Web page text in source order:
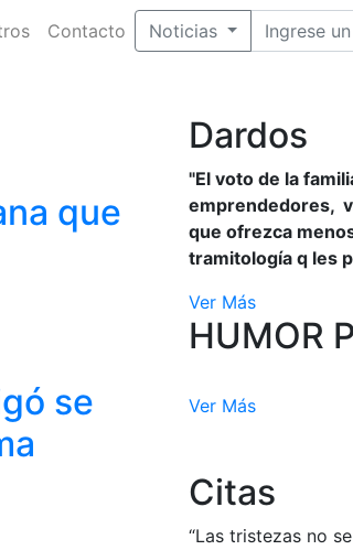
Contacto Noticias
que
se
Dardos
"El voto de la
emprendedores,
que ofrezca
tramitología q les
Ver Más
HUMOR
Ver Más
Citas
“Las tristezas no